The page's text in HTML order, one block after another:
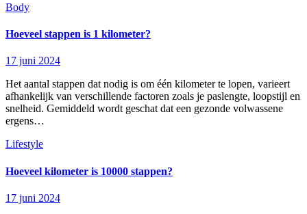
Body
Hoeveel stappen is 1 kilometer?
17 juni 2024
Het aantal stappen dat nodig is om één kilometer te lopen, varieert
afhankelijk van verschillende factoren zoals je paslengte, loopstijl en
snelheid. Gemiddeld wordt geschat dat een gezonde volwassene
ergens…
Lifestyle
Hoeveel kilometer is 10000 stappen?
17 juni 2024